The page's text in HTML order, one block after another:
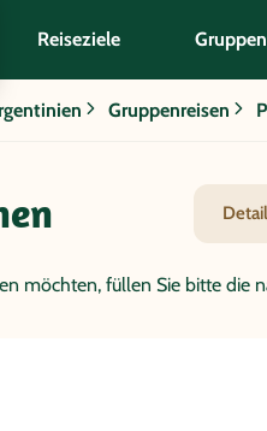
Reiseziele
Gruppenreisen
möchten, füllen Sie bitte die